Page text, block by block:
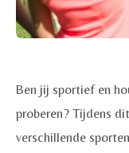
Ben jij sportief en
proberen? Tijdens
verschillende